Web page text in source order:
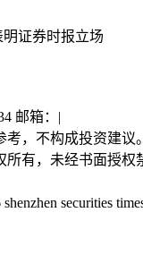
证券时报立场
邮箱： |
考，不构成投资建议
所有，未经书面授权
securities